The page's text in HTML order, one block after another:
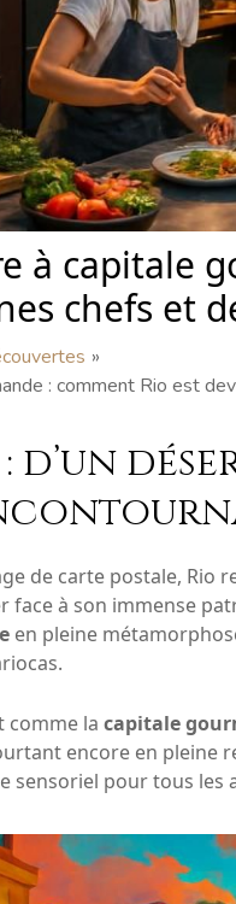
à capitale
chefs et
: comment Rio est
: d’un
de carte postale, Rio
face à son immense
en pleine
comme la capitale
encore en pleine
sensoriel pour tous les